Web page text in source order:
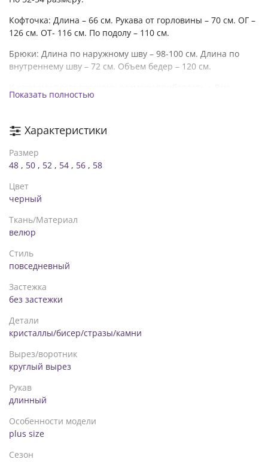
Кофточка: Длина – 66 см. Рукава от горловины – 70 см. ОГ –
126 см. ОТ- 116 см. По подолу – 110 см.
Брюки: Длина по наружному шву – 98-100 см. Длина по
внутреннему шву – 72 см. Объем бедер – 120 см.
кроме длины изделия.
Показать полностью
Характеристики
Размер
48 , 50 , 52 , 54 , 56 , 58
Цвет
черный
Ткань/Материал
велюр
Стиль
повседневный
Застежка
без застежки
Детали
кристаллы/бисер/стразы/камни
Вырез/воротник
круглый вырез
Рукав
длинный
Особенности модели
plus size
Сезон